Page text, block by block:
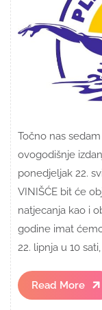
Točno nas
ovogodišnje
ponedjeljak 22.
VINIŠĆE bit će
natjecanja kao i
godine imat
22. lipnja u 10 sati,
Read More